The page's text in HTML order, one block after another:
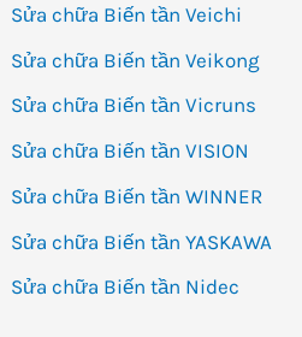
Sửa chữa Biến tần Veichi
Sửa chữa Biến tần Veikong
Sửa chữa Biến tần Vicruns
Sửa chữa Biến tần VISION
Sửa chữa Biến tần WINNER
Sửa chữa Biến tần YASKAWA
Sửa chữa Biến tần Nidec